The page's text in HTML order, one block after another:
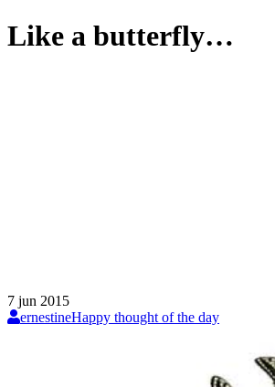
Like a butterfly…
7 jun 2015
ernestineHappy thought of the day